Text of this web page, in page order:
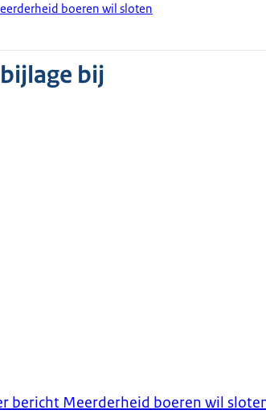
boeren wil sloten
bij
bericht Meerderheid boeren wil